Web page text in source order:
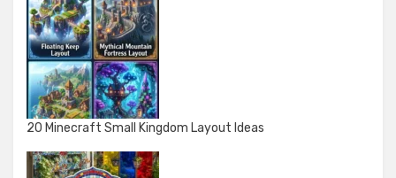
20 Minecraft Small Kingdom Layout Ideas